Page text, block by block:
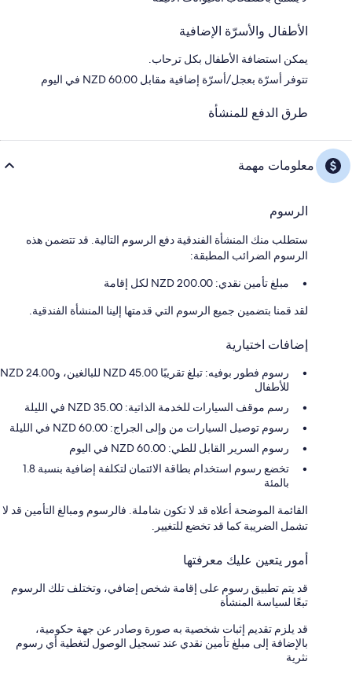
الأطفال والأسرّة الإضافية
يمكن استضافة الأطفال بكل ترحاب.
تتوفر أسرّة بعجل/أسرّة إضافية مقابل NZD 60.00 في اليوم
طرق الدفع للمنشأة
معلومات مهمة
الرسوم
ستطلب منك المنشأة الفندقية دفع الرسوم التالية. قد تتضمن هذه
الرسوم الضرائب المطبقة:
مبلغ تأمين نقدي: 200.00 NZD لكل إقامة
لقد قمنا بتضمين جميع الرسوم التي قدمتها إلينا المنشأة الفندقية.
إضافات اختيارية
رسوم فطور بوفيه: تبلغ تقريبًا NZD 45.00 للبالغين، وNZD 24.00
للأطفال
رسم موقف السيارات للخدمة الذاتية: 35.00 NZD في الليلة
رسوم توصيل السيارات من وإلى الجراج: 60.00 NZD في الليلة
رسوم السرير القابل للطي: 60.00 NZD في اليوم
تخضع رسوم استخدام بطاقة الائتمان لتكلفة إضافية بنسبة 1.8
بالمئة
القائمة الموضحة أعلاه قد لا تكون شاملة. فالرسوم ومبالغ التأمين قد لا
تشمل الضريبة كما قد تخضع للتغيير.
أمور يتعين عليك معرفتها
قد يتم تطبيق رسوم على إقامة شخص إضافي، وتختلف تلك الرسوم
تبعًا لسياسة المنشأة
قد يلزم تقديم إثبات شخصية به صورة وصادر عن جهة حكومية،
بالإضافة إلى مبلغ تأمين نقدي عند تسجيل الوصول لتغطية أي رسوم
نثرية